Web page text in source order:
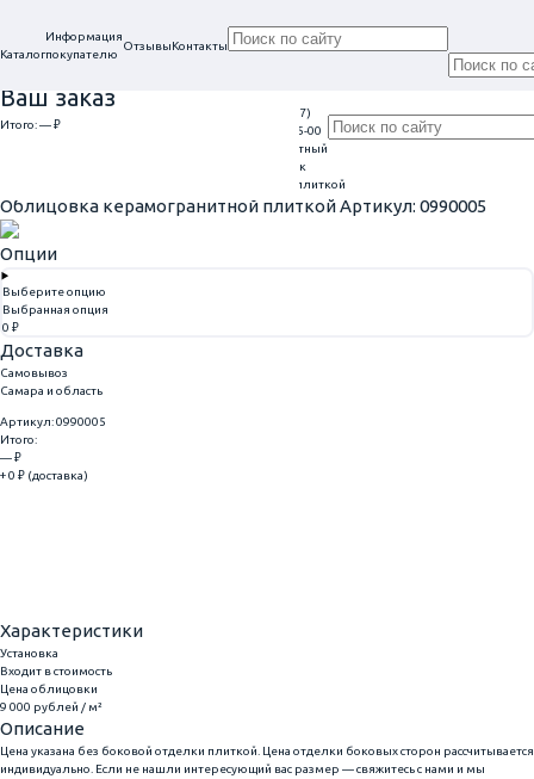
Каталог
Информация
покупателю
ОтзывыКонтакты
Ваш заказ
Итого:— ₽
Проконсультируем
+7 (917)
113-05-00
Обратный
звонок
Облицовка керамогранитной плиткой
Облицовка керамогранитной плиткойАртикул: 0990005
Опции
Выберите опцию
Выбранная опция
0 ₽
Доставка
Самовывоз
Самара и область
Артикул: 0990005
Итого:
— ₽
+ 0 ₽ (доставка)
Характеристики
Установка
Входит в стоимость
Цена облицовки
9 000 рублей / м²
Описание
Цена указана без боковой отделки плиткой. Цена отделки боковых сторон рассчитывается
индивидуально. Если не нашли интересующий вас размер — свяжитесь с нами и мы